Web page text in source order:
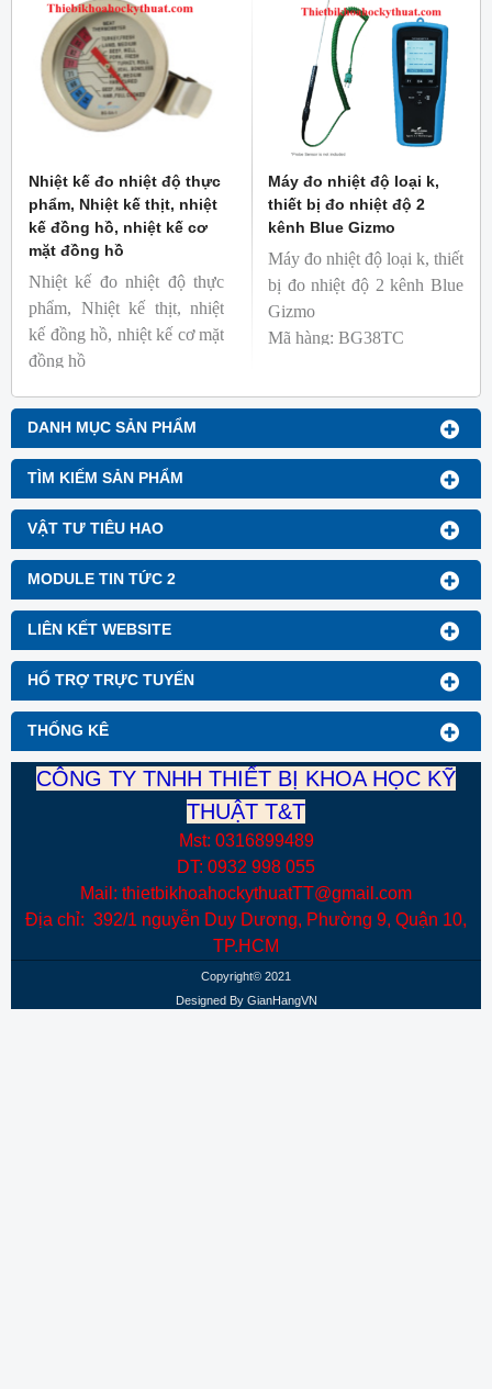
DANH MỤC SẢN PHẨM
TÌM KIẾM SẢN PHẨM
VẬT TƯ TIÊU HAO
MODULE TIN TỨC 2
LIÊN KẾT WEBSITE
HỔ TRỢ TRỰC TUYẾN
THỐNG KÊ
Nhiệt kế đo nhiệt độ thực
phẩm, Nhiệt kế thịt, nhiệt
kế đồng hồ, nhiệt kế cơ
mặt đồng hồ
Nhiệt kế đo nhiệt độ thực
phẩm, Nhiệt kế thịt, nhiệt
kế đồng hồ, nhiệt kế cơ mặt
đồng hồ
Thương hiệu: Blue Gizmo
Máy đo nhiệt độ loại k,
thiết bị đo nhiệt độ 2
kênh Blue Gizmo
Máy đo nhiệt độ loại k, thiết
bị đo nhiệt độ 2 kênh Blue
Gizmo
Mã hàng: BG38TC
CÔNG TY TNHH THIẾT BỊ KHOA HỌC KỸ
THUẬT T&T
Mst: 0316899489
DT: 0932 998 055
Mail: thietbikhoahockythuatTT@gmail.com
Địa chỉ: 392/1 nguyễn Duy Dương, Phường 9, Quận 10,
TP.HCM
Copyright© 2021
Designed By GianHangVN